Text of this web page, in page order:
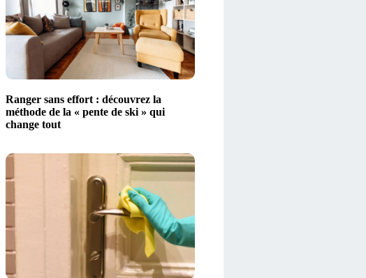
Ranger sans effort : découvrez la
méthode de la « pente de ski » qui
change tout